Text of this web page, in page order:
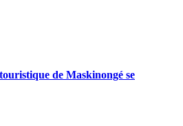
de Maskinongé se